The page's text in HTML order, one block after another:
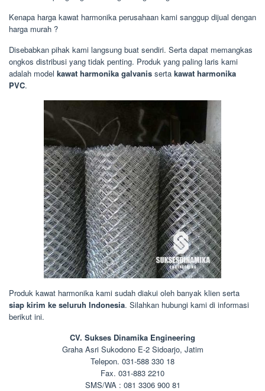
Kenapa harga kawat harmonika perusahaan kami sanggup dijual dengan
harga murah ?
Disebabkan pihak kami langsung buat sendiri. Serta dapat memangkas
ongkos distribusi yang tidak penting. Produk yang paling laris kami
adalah model kawat harmonika galvanis serta kawat harmonika
PVC.
Produk kawat harmonika kami sudah diakui oleh banyak klien serta
siap kirim ke seluruh Indonesia. Silahkan hubungi kami di informasi
berikut ini.
CV. Sukses Dinamika Engineering
Graha Asri Sukodono E-2 Sidoarjo, Jatim
Telepon. 031-588 330 18
Fax. 031-883 2210
SMS/WA : 081 3306 900 81